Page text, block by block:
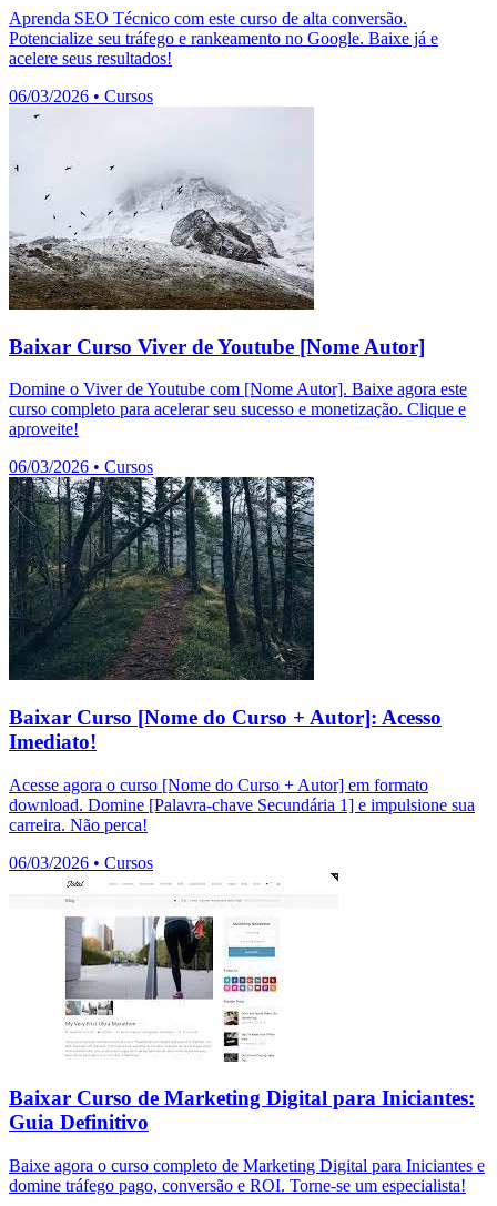
Aprenda SEO Técnico com este curso de alta conversão.
Potencialize seu tráfego e rankeamento no Google. Baixe já e
acelere seus resultados!
06/03/2026 • Cursos
Baixar Curso Viver de Youtube [Nome Autor]
Domine o Viver de Youtube com [Nome Autor]. Baixe agora este
curso completo para acelerar seu sucesso e monetização. Clique e
aproveite!
06/03/2026 • Cursos
Baixar Curso [Nome do Curso + Autor]: Acesso
Imediato!
Acesse agora o curso [Nome do Curso + Autor] em formato
download. Domine [Palavra-chave Secundária 1] e impulsione sua
carreira. Não perca!
06/03/2026 • Cursos
Baixar Curso de Marketing Digital para Iniciantes:
Guia Definitivo
Baixe agora o curso completo de Marketing Digital para Iniciantes e
domine tráfego pago, conversão e ROI. Torne-se um especialista!